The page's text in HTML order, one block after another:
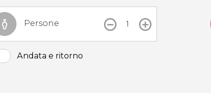
Persone
Andata e ritorno